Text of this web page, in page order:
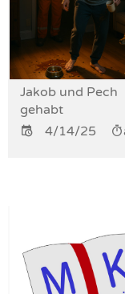
Jakob und Pech
gehabt
4/14/25